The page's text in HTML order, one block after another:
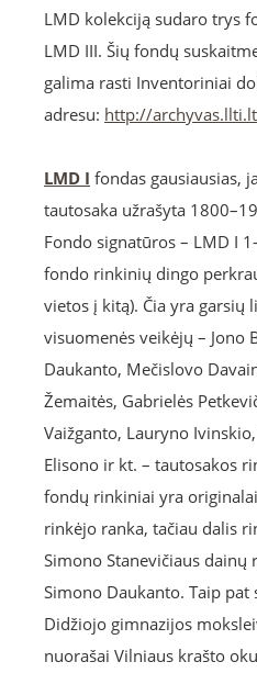
LMD kolekciją sudaro trys
LMD III. Šių fondų
galima rasti Inventoriniai
adresu: http://
LMD I fondas gausiausias,
tautosaka užrašyta
Fondo signatūros – LMD I
fondo rinkinių dingo
vietos į kitą). Čia yra garsių
visuomenės veikėjų – Jono
Daukanto, Mečislovo
Žemaitės, Gabrielės
Vaižganto, Lauryno
Elisono ir kt. – tautosakos
fondų rinkiniai yra
rinkėjo ranka, tačiau dalis
Simono Stanevičiaus dainų
Simono Daukanto. Taip
Didžiojo gimnazijos
nuorašai Vilniaus krašto